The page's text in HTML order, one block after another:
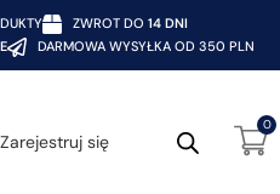
ZWROT DO 14 DNI
DARMOWA WYSYŁKA OD 350 PLN
się
0